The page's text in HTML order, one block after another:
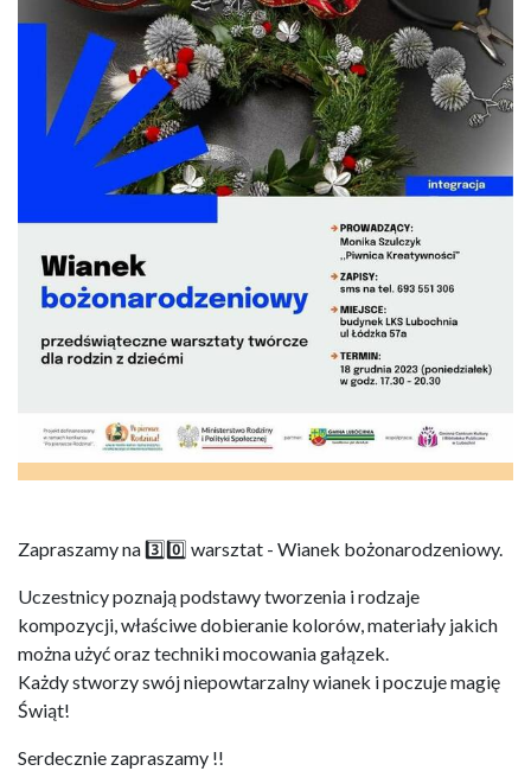
Zapraszamy na 3️⃣0️⃣ warsztat - Wianek bożonarodzeniowy.
Uczestnicy poznają podstawy tworzenia i rodzaje
kompozycji, właściwe dobieranie kolorów, materiały jakich
można użyć oraz techniki mocowania gałązek.
Każdy stworzy swój niepowtarzalny wianek i poczuje magię
Świąt!
Serdecznie zapraszamy !!